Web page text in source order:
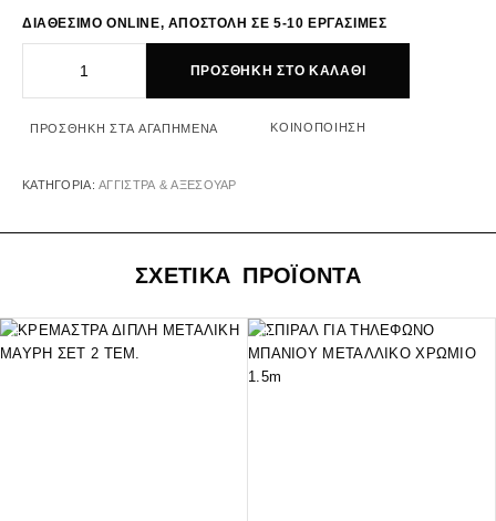
ΔΙΑΘΕΣΙΜΟ ONLINE, ΑΠΟΣΤΟΛΗ ΣΕ 5-10 ΕΡΓΑΣΙΜΕΣ
ΠΡΟΣΘΉΚΗ ΣΤΟ ΚΑΛΆΘΙ
ΠΡΟΣΘΉΚΗ ΣΤΑ ΑΓΑΠΗΜΈΝΑ ΚΟΙΝΟΠΟΊΗΣΗ
ΚΑΤΗΓΟΡΊΑ:ΑΓΓΙΣΤΡΑ & ΑΞΕΣΟΥΑΡ
ΣΧΕΤΙΚΑ ΠΡΟΪΟΝΤΑ